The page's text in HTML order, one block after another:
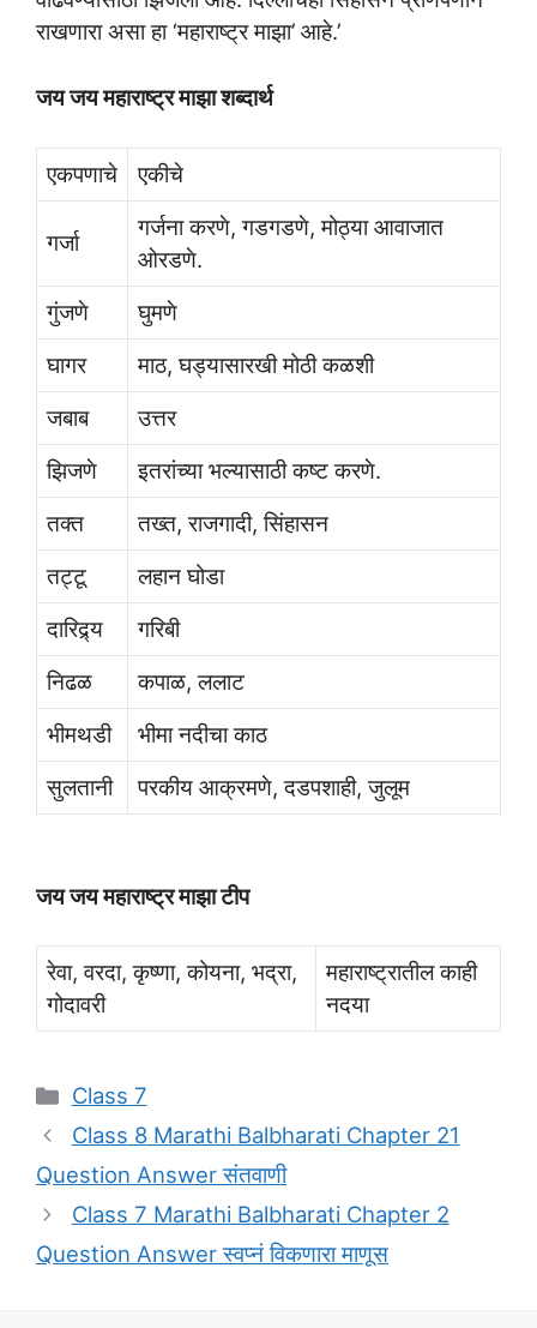
राखणारा असा हा ‘महाराष्ट्र माझा’ आहे.’
जय जय महाराष्ट्र माझा शब्दार्थ
एकपणाचे एकीचे
गर्जा
गर्जना करणे, गडगडणे, मोठ्या आवाजात
ओरडणे.
गुंजणे
घुमणे
घागर
माठ, घड्यासारखी मोठी कळशी
जबाब
उत्तर
झिजणे
इतरांच्या भल्यासाठी कष्ट करणे.
तक्त
तख्त, राजगादी, सिंहासन
तट्टू
लहान घोडा
दारिद्र्य
गरिबी
निढळ
कपाळ, ललाट
भीमथडी
भीमा नदीचा काठ
सुलतानी
परकीय आक्रमणे, दडपशाही, जुलूम
जय जय महाराष्ट्र माझा टीप
रेवा, वरदा, कृष्णा, कोयना, भद्रा,
गोदावरी
महाराष्ट्रातील काही
नदया
Categories
Class 7
Class 8 Marathi Balbharati Chapter 21
Question Answer संतवाणी
Class 7 Marathi Balbharati Chapter 2
Question Answer स्वप्नं विकणारा माणूस